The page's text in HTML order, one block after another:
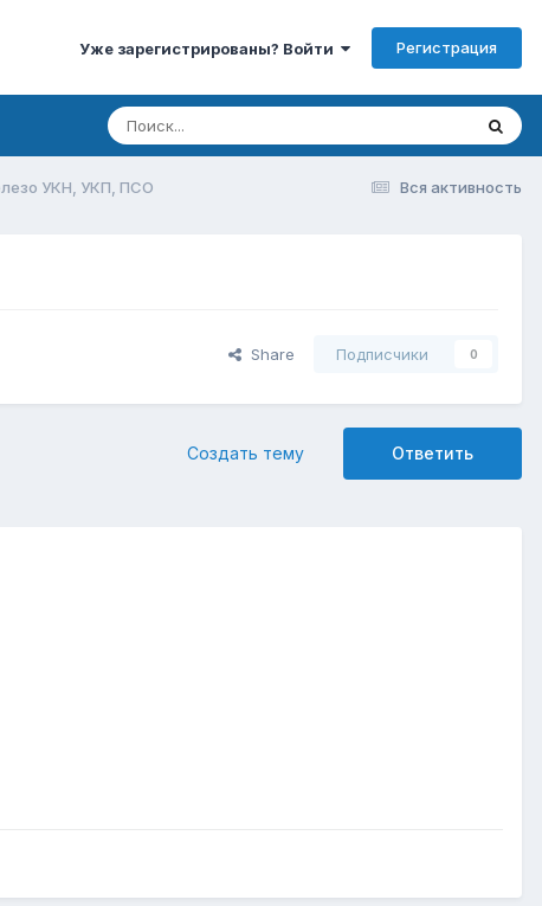
Уже зарегистрированы? Войти Регистрация
Вся активность
УКН, УКП, ПСО
Share Подписчики 0
Ответить
Создать тему